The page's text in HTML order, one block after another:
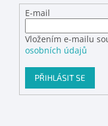
E-mail
Vložením e-mailu
osobních údajů
PŘIHLÁSIT SE